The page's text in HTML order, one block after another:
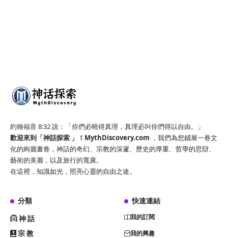
約翰福音 8:32 說：「你們必曉得真理，真理必叫你們得以自由。」
歡迎來到「神話探索 」！ MythDiscovery.com ，我們為您鋪展一卷文
化的絢麗畫卷，神話的奇幻、宗教的深邃、歷史的厚重、哲學的思辯、
藝術的美麗，以及旅行的寬廣。
在這裡，知識如光，照亮心靈的自由之途。
分類
神話
宗教
快速連結
我的訂閱
我的興趣